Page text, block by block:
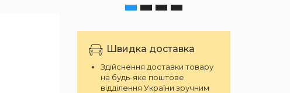
Швидка доставка
Здійснення доставки товару
на будь-яке поштове
відділення України зручним